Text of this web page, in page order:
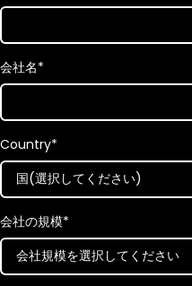
会社名*
Country*
会社の規模*